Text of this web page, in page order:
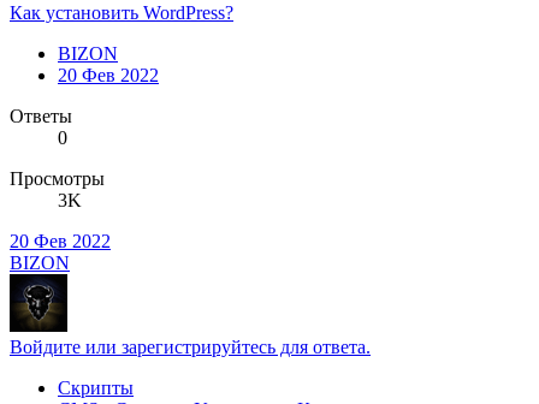
Как установить WordPress?
BIZON
20 Фев 2022
Ответы
0
Просмотры
3K
20 Фев 2022
BIZON
Войдите или зарегистрируйтесь для ответа.
Скрипты